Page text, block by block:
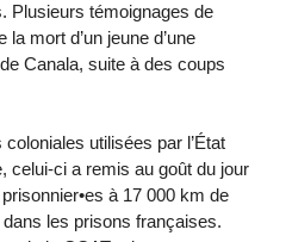
Plusieurs témoignages de
mort d’un jeune d’une
Canala, suite à des coups
utilisées par l’État
celui-ci a remis au goût du jour
à 17 000 km de
les prisons françaises.